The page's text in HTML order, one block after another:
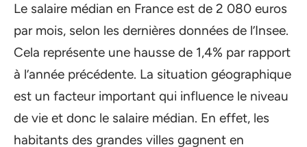
Le salaire médian en France est de 2 080 euros
par mois, selon les dernières données de l’Insee.
Cela représente une hausse de 1,4% par rapport
à l’année précédente. La situation géographique
est un facteur important qui influence le niveau
de vie et donc le salaire médian. En effet, les
habitants des grandes villes gagnent en